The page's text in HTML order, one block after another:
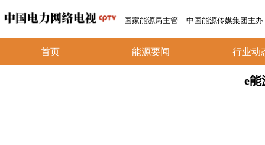
国家能源局主管 中国能源传媒集团主办
首页 能源要闻 行业动
e能